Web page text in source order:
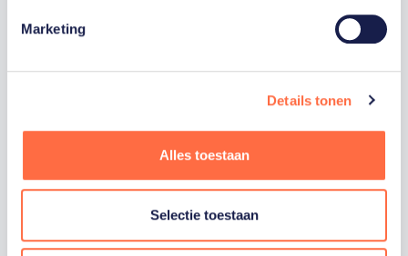
Marketing
Details tonen
Alles toestaan
Selectie toestaan
Staatsloterij is trotse hoofdsponsor van
sportiefste land van de wereld maken.